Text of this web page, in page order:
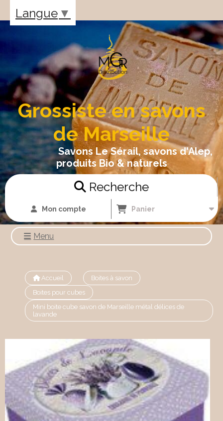
Grossiste en savons
de Marseille
Savons Le Sérail, savons d'Alep,
produits Bio & naturels
Recherche
Mon compte Panier
Menu
Accueil
Boites à savon
Boites pour cubes
Mini boite cube savon de Marseille métal délices de
lavande
Langue ▼